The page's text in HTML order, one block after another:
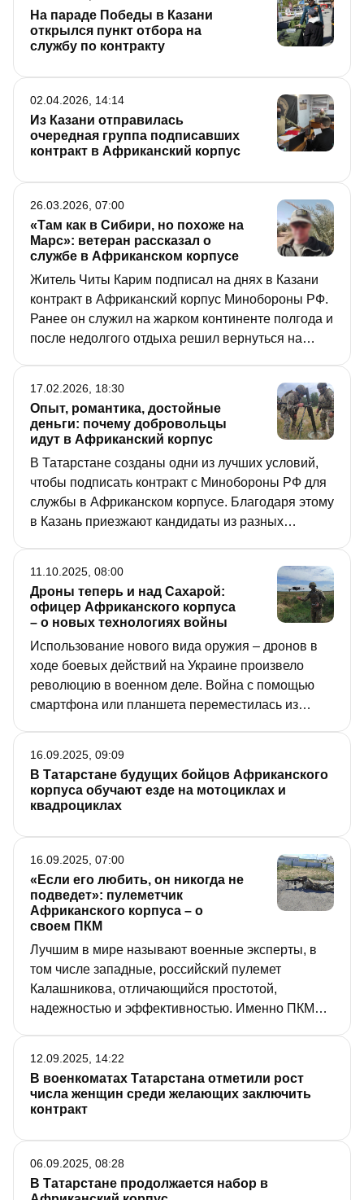
сейчас наиболее востребованы на фронте,
рассказали журналистам представители службы
судебных приставов, Минюста РТ и Минобороны
На параде Победы в Казани
открылся пункт отбора на
службу по контракту
Из Казани отправилась
очередная группа подписавших
контракт в Африканский корпус
02.04.2026, 14:14
«Там как в Сибири, но похоже на
Марс»: ветеран рассказал о
службе в Африканском корпусе
Житель Читы Карим подписал на днях в Казани
контракт в Африканский корпус Минобороны РФ.
Ранее он служил на жарком континенте полгода и
после недолгого отдыха решил вернуться на
градусной жаре и какую радость бойцам
доставляют скорпионы, контрактник рассказал в
интервью «РТ».
26.03.2026, 07:00
Опыт, романтика, достойные
деньги: почему добровольцы
идут в Африканский корпус
В Татарстане созданы одни из лучших условий,
чтобы подписать контракт с Минобороны РФ для
службы в Африканском корпусе. Благодаря этому
в Казань приезжают кандидаты из разных
документов, горячее питание. Корреспондент
«РТ» побывал в казанском пункте отбора на
военную службу и узнал, как здесь встречают
новобранцев.
17.02.2026, 18:30
Дроны теперь и над Сахарой:
офицер Африканского корпуса
– о новых технологиях войны
Использование нового вида оружия – дронов в
ходе боевых действий на Украине произвело
революцию в военном деле. Война с помощью
смартфона или планшета переместилась из
тактику войны, корреспонденту «РТ» рассказал
замкомандира отряда Африканского корпуса
России, боевой офицер с позывным Скиф.
11.10.2025, 08:00
В Татарстане будущих бойцов Африканского
корпуса обучают езде на мотоциклах и
квадроциклах
16.09.2025, 09:09
«Если его любить, он никогда не
подведет»: пулеметчик
Африканского корпуса – о
своем ПКМ
Лучшим в мире называют военные эксперты, в
том числе западные, российский пулемет
Калашникова, отличающийся простотой,
надежностью и эффективностью. Именно ПКМ
«РТ» он рассказал, зачем решил отправиться на
Черный континент.
16.09.2025, 07:00
В военкоматах Татарстана отметили рост
числа женщин среди желающих заключить
контракт
12.09.2025, 14:22
В Татарстане продолжается набор в
06.09.2025, 08:28